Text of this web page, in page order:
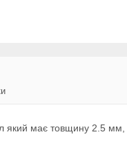
має товщину 2.5 мм,